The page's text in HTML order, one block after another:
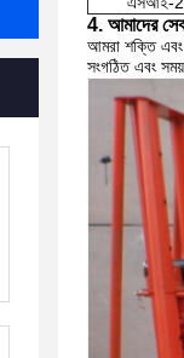
4. আমাদের
আমরা শক্তি এবং
সংগঠিত এবং সময়